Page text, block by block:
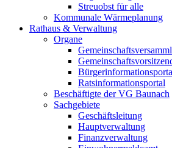
Streuobst für alle
Kommunale Wärmeplanung
Rathaus & Verwaltung
Organe
Ratsinformationsportal
Beschäftigte der VG Baunach
Sachgebiete
Geschäftsleitung
Hauptverwaltung
Finanzverwaltung